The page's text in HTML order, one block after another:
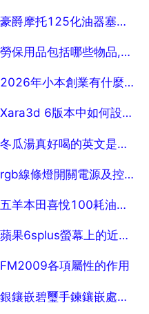
2025-07-25 豪爵摩托125化油器塞柱怎麼裝
2025-07-25 勞保用品包括哪些物品,出自哪裡 10
2025-07-25 2026年小本創業有什麼好專案
2025-07-25 Xara3d 6版本中如何設定背景色為透明？
2025-07-25 冬瓜湯真好喝的英文是什麼
2025-07-25 rgb線條燈開關電源及控制器怎麼配置
2025-07-25 五羊本田喜悅100耗油量十塊錢四十公里多不
2025-07-25 蘋果6splus螢幕上的近期聯絡人怎麼關閉
2025-07-25
FM2009各項屬性的作用
2025-07-25 銀鑲嵌碧璽手鍊鑲嵌處很鬆怎麼辦